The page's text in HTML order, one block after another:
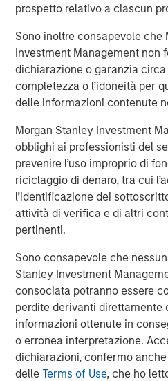
prospetto relativo a ciascun
Sono inoltre consapevole che
Investment Management non
dichiarazione o garanzia circa
completezza o l’idoneità per
delle informazioni contenute
Morgan Stanley Investment
obblighi ai professionisti del
prevenire l’uso improprio di
riciclaggio di denaro, tra cui
l’identificazione dei
attività di verifica e di altri
pertinenti.
Sono consapevole che
Stanley Investment
consociata potranno essere
perdite derivanti direttamente
informazioni ottenute in
o erronea interpretazione.
dichiarazioni, confermo
delleTerms of Use, che ho
Medium Term Goal: Capital
On signing the deal on 17 June
interest in Breitenfeld AG
for Breitenfeld with significant
expansion,” was the
acquisition contract.
About Breiteneld AG
Breitenfeld was founded more
focused on producing
years ago. Since then, the
decade of steady growth. Key
products include power
mechanical engineering,
shipbuilding) and tool steel.
Breitenfeld’s specialty steel